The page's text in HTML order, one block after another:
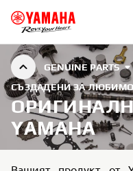
GENUINE PARTS
СЪЗДАДЕНИ ЗА
YAMAHA